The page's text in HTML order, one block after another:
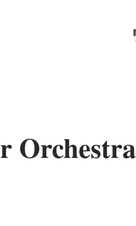
Orchestra